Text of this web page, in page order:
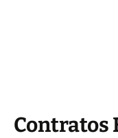
Contratos